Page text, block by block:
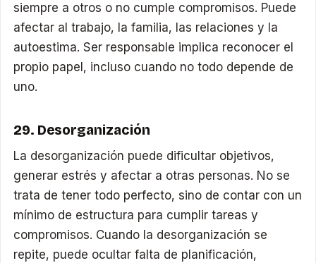
siempre a otros o no cumple compromisos. Puede
afectar al trabajo, la familia, las relaciones y la
autoestima. Ser responsable implica reconocer el
propio papel, incluso cuando no todo depende de
uno.
29. Desorganización
La desorganización puede dificultar objetivos,
generar estrés y afectar a otras personas. No se
trata de tener todo perfecto, sino de contar con un
mínimo de estructura para cumplir tareas y
compromisos. Cuando la desorganización se
repite, puede ocultar falta de planificación,